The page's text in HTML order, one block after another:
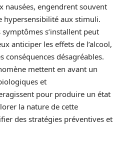
nausées, engendrent souvent
hypersensibilité aux stimuli.
s’installent peut
anticiper les effets de l’alcool,
conséquences désagréables.
mettent en avant un
et
pour produire un état
la nature de cette
des stratégies préventives et